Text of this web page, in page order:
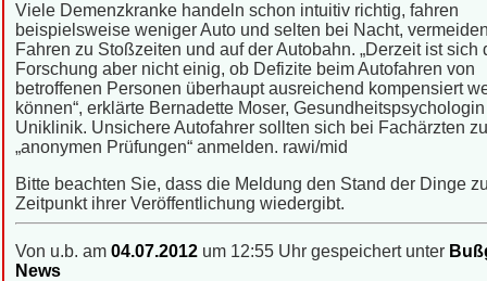
Viele Demenzkranke handeln schon intuitiv richtig, fahren
beispielsweise weniger Auto und selten bei Nacht,
Fahren zu Stoßzeiten und auf der Autobahn. „Derzeit ist sich
Forschung aber nicht einig, ob Defizite beim Autofahren von
betroffenen Personen überhaupt ausreichend kompensiert
können“, erklärte Bernadette Moser,
Uniklinik. Unsichere Autofahrer sollten sich bei Fachärzten zu
„anonymen Prüfungen“ anmelden. rawi/mid
Bitte beachten Sie, dass die Meldung den Stand der Dinge
Zeitpunkt ihrer Veröffentlichung wiedergibt.
Von u.b. am 04.07.2012 um 12:55 Uhr gespeichert unter
News